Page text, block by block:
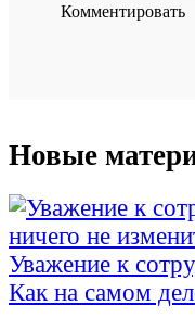
Комментировать
Новые
Уважение к
Как на самом